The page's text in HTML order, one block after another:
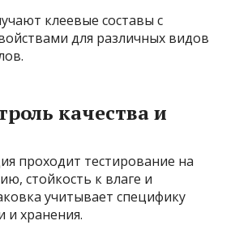
клеевые составы с
для различных видов
качества и
проходит тестирование на
стойкость к влаге и
учитывает специфику
и хранения.